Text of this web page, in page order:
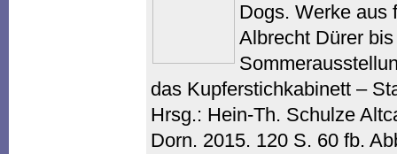
Dogs. Werke aus
Albrecht Dürer
das Kupferstichkabinett –
Hrsg.: Hein-Th. Schulze
Dorn. 2015. 120 S. 60 fb.